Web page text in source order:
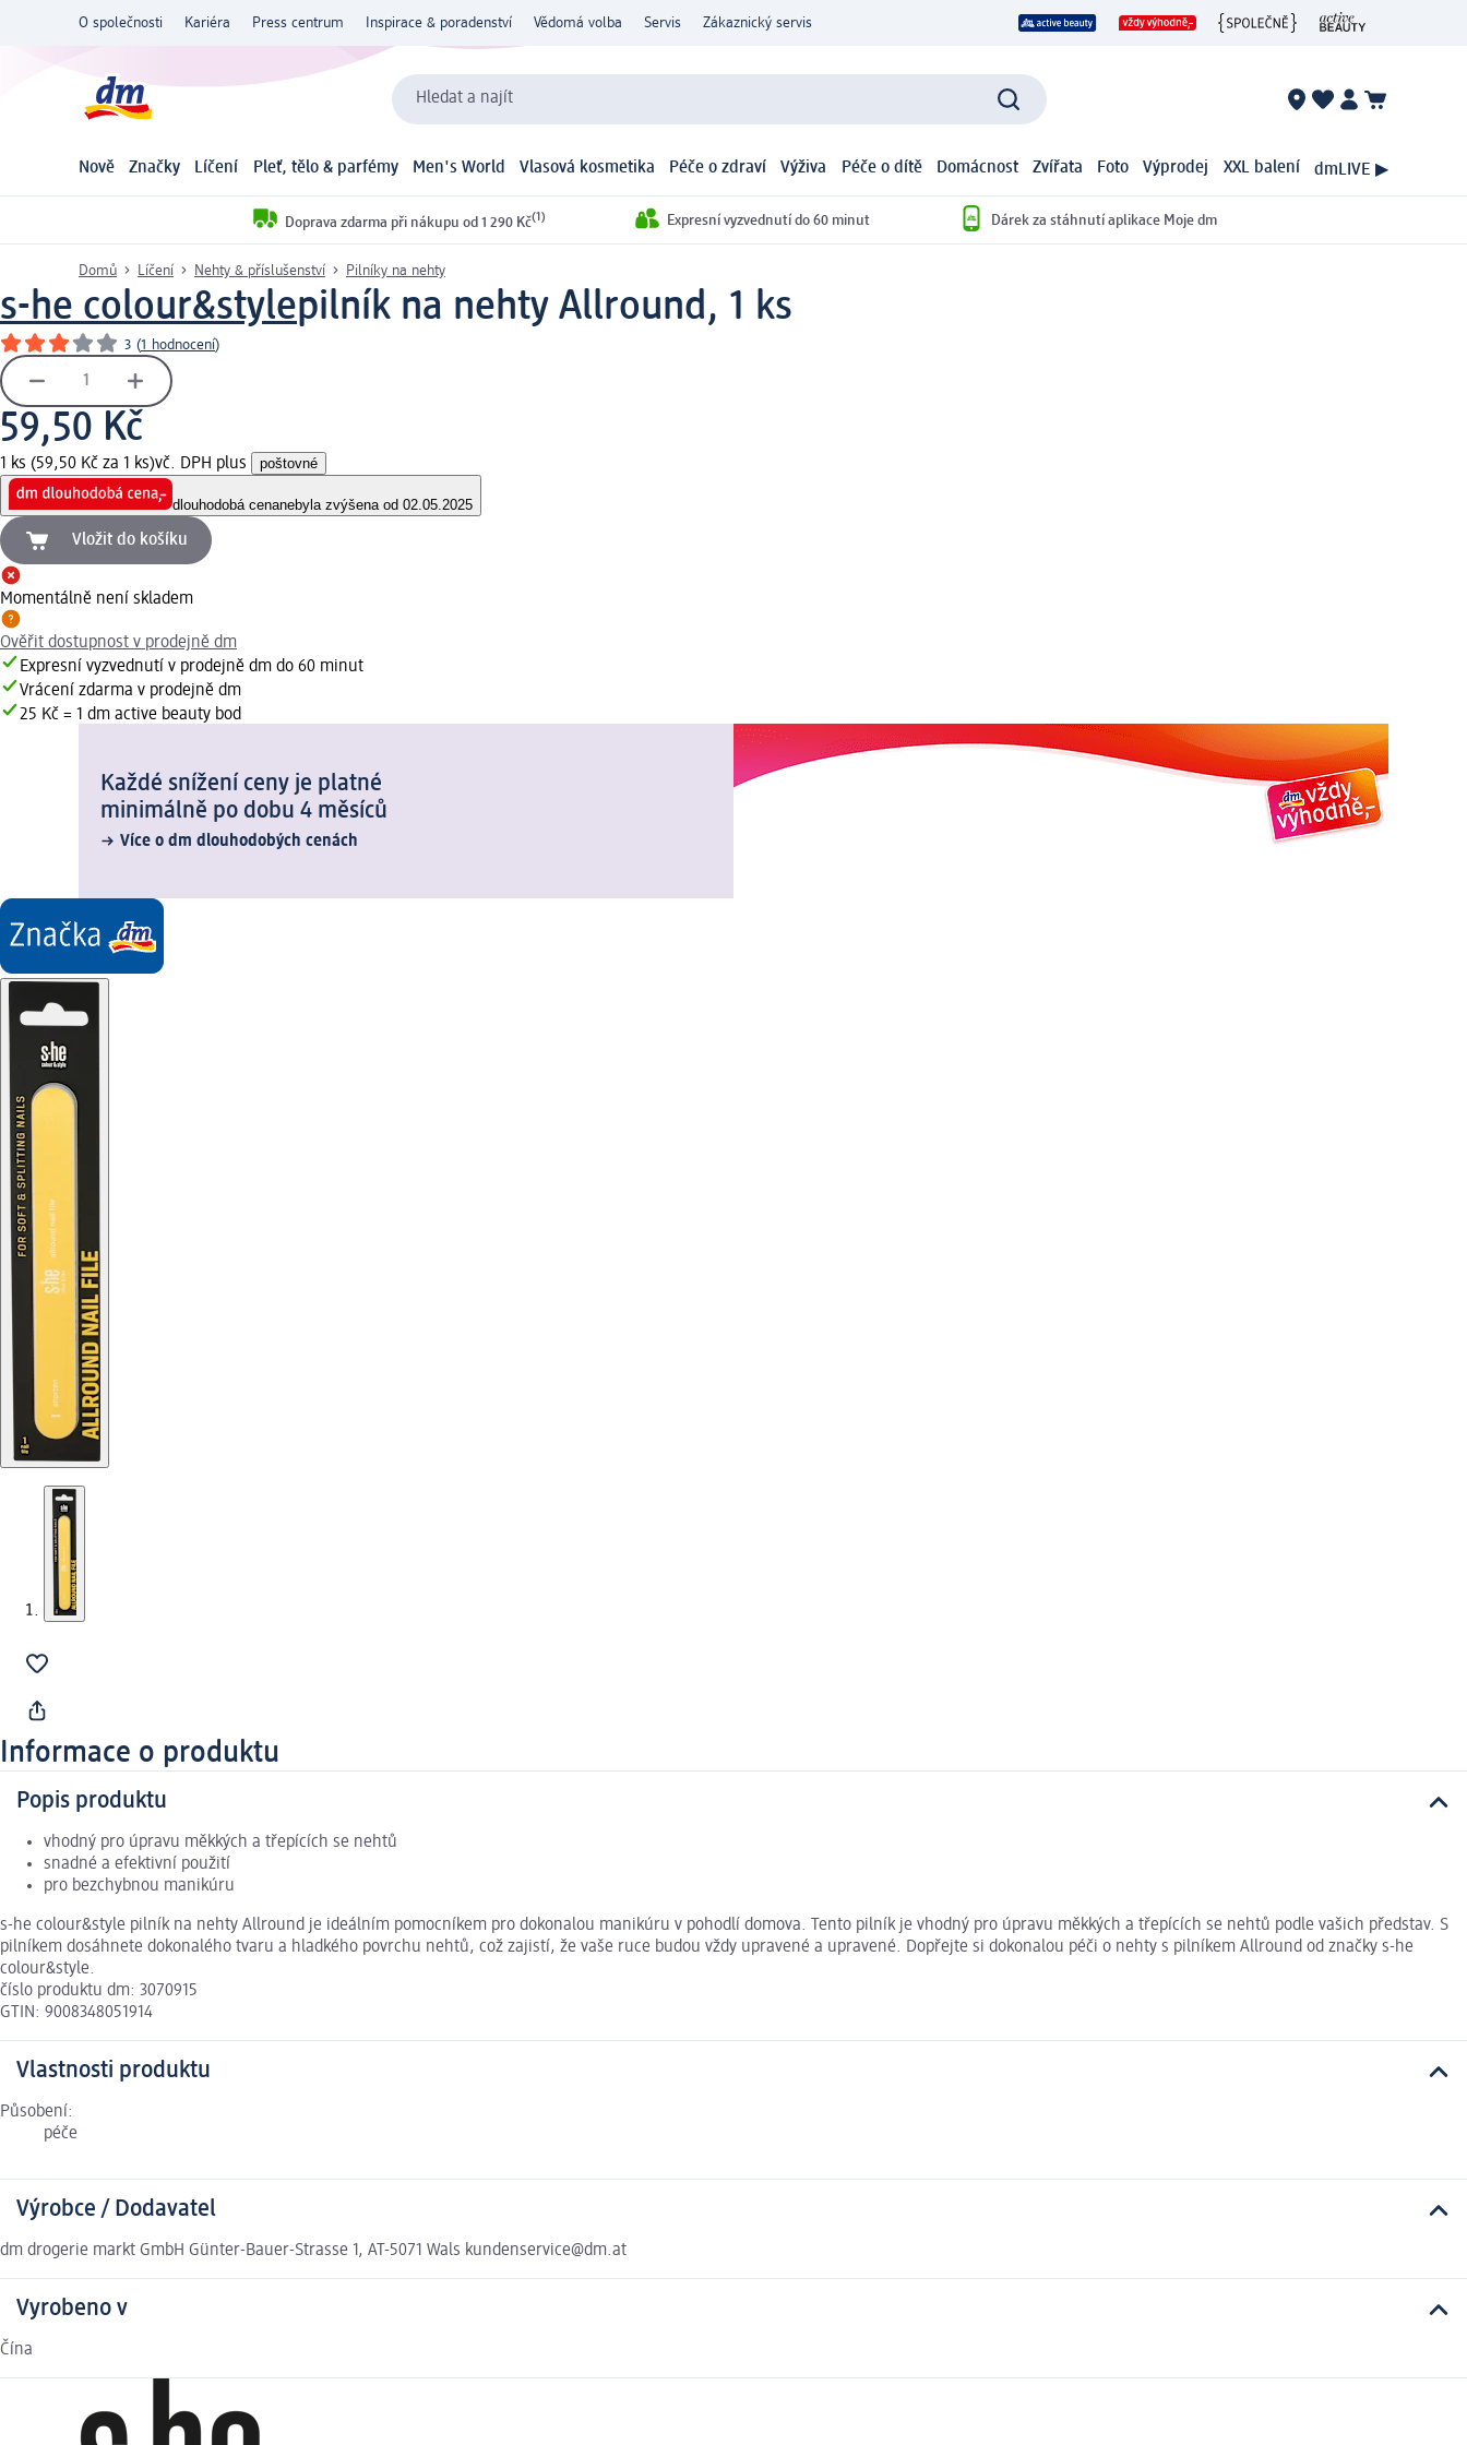
O společnosti Kariéra Press centrum Inspirace & poradenství Vědomá volba Servis Zákaznický servis
Hledat a najít
Nově Značky Líčení Pleť, tělo & parfémy Men's World Vlasová kosmetika Péče o zdraví Výživa Péče o dítě Domácnost Zvířata Foto Výprodej XXL balení dmLIVE ▶
Doprava zdarma při nákupu od 1 290 Kč(1) Expresní vyzvednutí do 60 minut Dárek za stáhnutí aplikace Moje dm
Domů Líčení Nehty & příslušenství Pilníky na nehty
s-he colour&stylepilník na nehty Allround, 1 ks
3 (1 hodnocení)
59,50 Kč
1 ks (59,50 Kč za 1 ks)vč. DPH plus poštovné
dlouhodobá cenanebyla zvýšena od 02.05.2025
Vložit do košíku
Momentálně není skladem
Ověřit dostupnost v prodejně dm
Expresní vyzvednutí v prodejně dm do 60 minut
Vrácení zdarma v prodejně dm
25 Kč = 1 dm active beauty bod
Každé snížení ceny je platné
minimálně po dobu 4 měsíců
Více o dm dlouhodobých cenách
Informace o produktu
Popis produktu
vhodný pro úpravu měkkých a třepících se nehtů
snadné a efektivní použití
pro bezchybnou manikúru
s-he colour&style pilník na nehty Allround je ideálním pomocníkem pro dokonalou manikúru v pohodlí domova. Tento pilník je vhodný pro úpravu měkkých a třepících se nehtů podle vašich představ. S
pilníkem dosáhnete dokonalého tvaru a hladkého povrchu nehtů, což zajistí, že vaše ruce budou vždy upravené a upravené. Dopřejte si dokonalou péči o nehty s pilníkem Allround od značky s-he
colour&style.
číslo produktu dm: 3070915
GTIN: 9008348051914
Vlastnosti produktu
Působení:
péče
Výrobce / Dodavatel
dm drogerie markt GmbH Günter-Bauer-Strasse 1, AT-5071 Wals kundenservice@dm.at
Vyrobeno v
Čína